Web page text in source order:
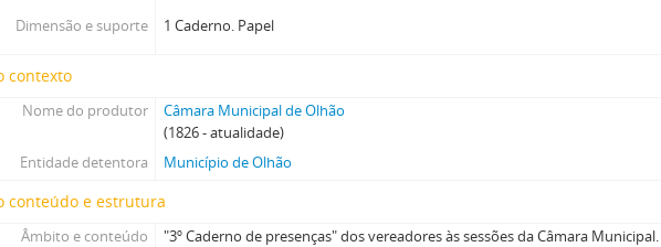
Dimensão e suporte
1 Caderno. Papel
contexto
Nome do produtor
Câmara Municipal de Olhão
(1826 - atualidade)
Entidade detentora
Município de Olhão
conteúdo e estrutura
Âmbito e conteúdo
"3º Caderno de presenças" dos vereadores às sessões da Câmara Municipal.